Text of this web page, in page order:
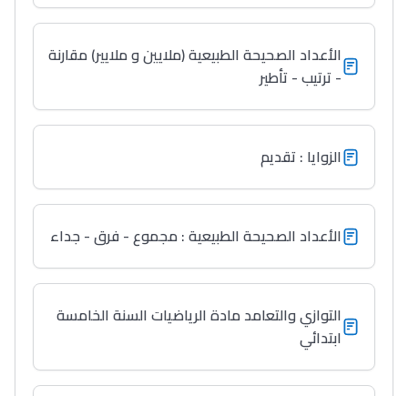
Lycée Maroc
التعليم الثانوي التأهيلي
Collège au Maroc
التعليم الثانوي الإعدادي
Post-Bac
الأعداد الصحيحة الطبيعية (ملايين و ملايير) مقارنة
- ترتيب - تأطير
الزوايا : تقديم
الأعداد الصحيحة الطبيعية : مجموع - فرق - جداء
التوازي والتعامد مادة الرياضيات السنة الخامسة
ابتدائي